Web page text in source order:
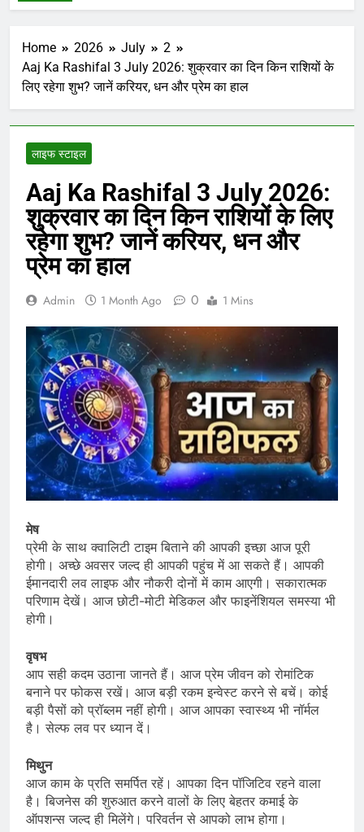
Home 2026 July
2
Aaj Ka Rashifal 3 July 2026: शुक्रवार का दिन किन राशियों के
लिए रहेगा शुभ? जानें करियर, धन और प्रेम का हाल
लाइफ स्टाइल
Aaj Ka Rashifal 3 July 2026:
शुक्रवार का दिन किन राशियों के लिए
रहेगा शुभ? जानें करियर, धन और
प्रेम का हाल
Admin 1 Month Ago 0 1 Mins
मेष
प्रेमी के साथ क्वालिटी टाइम बिताने की आपकी इच्छा आज पूरी
होगी। अच्छे अवसर जल्द ही आपकी पहुंच में आ सकते हैं। आपकी
ईमानदारी लव लाइफ और नौकरी दोनों में काम आएगी। सकारात्मक
परिणाम देखें। आज छोटी-मोटी मेडिकल और फाइनेंशियल समस्या भी
होगी।
वृषभ
आप सही कदम उठाना जानते हैं। आज प्रेम जीवन को रोमांटिक
बनाने पर फोकस रखें। आज बड़ी रकम इन्वेस्ट करने से बचें। कोई
बड़ी पैसों को प्रॉब्लम नहीं होगी। आज आपका स्वास्थ्य भी नॉर्मल
है। सेल्फ लव पर ध्यान दें।
मिथुन
आज काम के प्रति समर्पित रहें। आपका दिन पॉजिटिव रहने वाला
है। बिजनेस की शुरुआत करने वालों के लिए बेहतर कमाई के
ऑपशन्स जल्द ही मिलेंगे। परिवर्तन से आपको लाभ होगा।